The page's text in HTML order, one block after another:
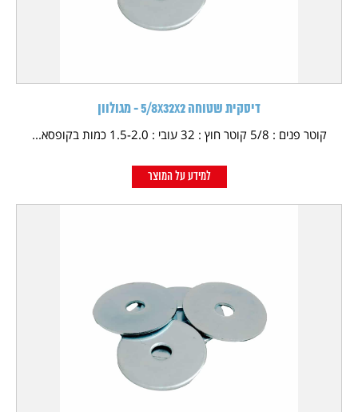
דיסקית שטוחה 5/8X32X2 - מגולוון
קוטר פנים : 5/8 קוטר חוץ : 32 עובי : 1.5-2.0 כמות בקופסא...
למידע על המוצר